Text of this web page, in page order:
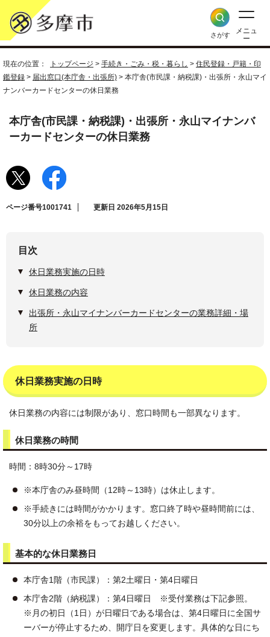
さがす
メニュ
ー
現在の位置： トップページ > 手続き・ごみ・税・暮らし > 住民登録・戸籍・印
鑑登録 > 届出窓口(本庁舎・出張所) > 本庁舎(市民課・納税課)・出張所・永山マイ
ナンバーカードセンターの休日業務
本庁舎(市民課・納税課)・出張所・永山マイナンバ
ーカードセンターの休日業務
ページ番号1001741 更新日 2026年5月15日
目次
休日業務実施の日時
休日業務の内容
出張所・永山マイナンバーカードセンターの業務詳細・場
所
休日業務実施の日時
休日業務の内容には制限があり、窓口時間も一部異なります。
休日業務の時間
時間：8時30分～17時
※本庁舎のみ昼時間（12時～13時）は休止します。
※手続きには時間がかかります。窓口終了時や昼時間前には、
30分以上の余裕をもってお越しください。
基本的な休日業務日
本庁舎1階（市民課）：第2土曜日・第4日曜日
本庁舎2階（納税課）：第4日曜日 ※受付業務は下記参照。
※月の初日（1日）が日曜日である場合は、第4日曜日に全国サ
ーバーが停止するため、開庁日を変更します。具体的な日にち